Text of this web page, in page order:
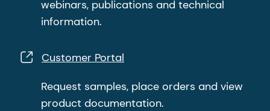
webinars, publications and technical
information.
Customer Portal
Request samples, place orders and view
product documentation.